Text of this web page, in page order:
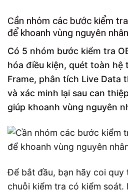
Cần nhóm các bước kiểm
để khoanh vùng nguyên
Có 5 nhóm bước kiểm tra
hóa điều kiện, quét toàn hệ
Frame, phân tích Live Data
và xác minh lại sau can
giúp khoanh vùng nguyên
Để bắt đầu, bạn hãy coi quy
chuỗi kiểm tra có kiểm soát.